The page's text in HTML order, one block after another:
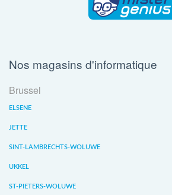
Nos magasins d'informatique
Brussel
ELSENE
JETTE
SINT-LAMBRECHTS-WOLUWE
UKKEL
ST-PIETERS-WOLUWE